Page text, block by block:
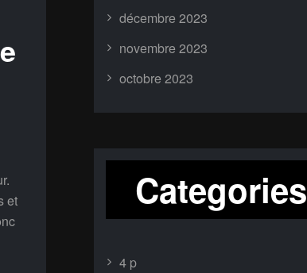
et
décembre 2023
novembre 2023
octobre 2023
Categories
4 p